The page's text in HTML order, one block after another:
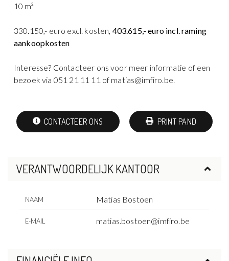
10 m²
330.150,- euro excl. kosten, 403.615,- euro incl. raming
aankoopkosten
Interesse? Contacteer ons voor meer informatie of een
bezoek via 051 21 11 11 of matias@imfiro.be.
CONTACTEER ONS PRINT PAND
VERANTWOORDELIJK KANTOOR
NAAM Matias Bostoen
E-MAIL matias.bostoen@imfiro.be